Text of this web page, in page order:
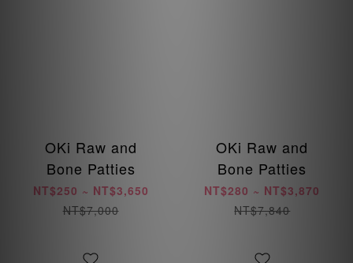
OKi Raw and
Bone Patties
NT$250 ~ NT$3,650
NT$7,000
OKi Raw and
Bone Patties
NT$280 ~ NT$3,870
NT$7,840